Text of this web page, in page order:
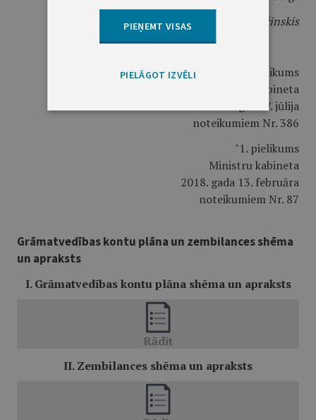
Finanšu ministrs
M. Kučinskis
Pielikums
Ministru kabineta
2026. gada 7. jūlija
noteikumiem Nr. 386
"1. pielikums
Ministru kabineta
2018. gada 13. februāra
noteikumiem Nr. 87
Grāmatvedības kontu plāna un zembilances shēma
un apraksts
I. Grāmatvedības kontu plāna shēma un apraksts
II. Zembilances shēma un apraksts
PIEŅEMT VISAS
PIELĀGOT IZVĒLI